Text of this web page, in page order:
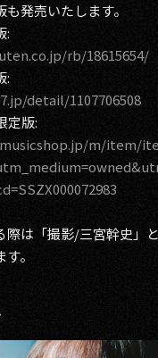
発売いたします。
:
rb/18615654/
:
detail/1107706508
定版:
m/item/
は「撮影/三宮幹史」
。